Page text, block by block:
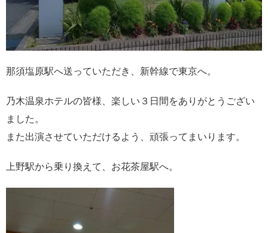
那須塩原駅へ送っていただき、新幹線で東京へ。
乃木温泉ホテルの皆様、楽しい３日間をありがとうござい
ました。
また出演させていただけるよう、頑張ってまいります。
上野駅から乗り換えて、お花茶屋駅へ。